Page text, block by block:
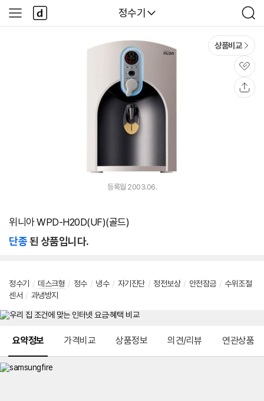
다나와
정수기
검
색
사
이
다
나
와
상품비교
관
심
등록월 2003.06.
위니아 WPD-H20D(UF)(골드)
단종된 상품입니다.
정수기 / 데스크형 / 정수 / 냉수 / 자기진단 / 정전보상 / 안전잠금 / 수위조절
센서 / 과냉방지
요약정보 가격비교 상품정보 의견/리뷰 연관상품